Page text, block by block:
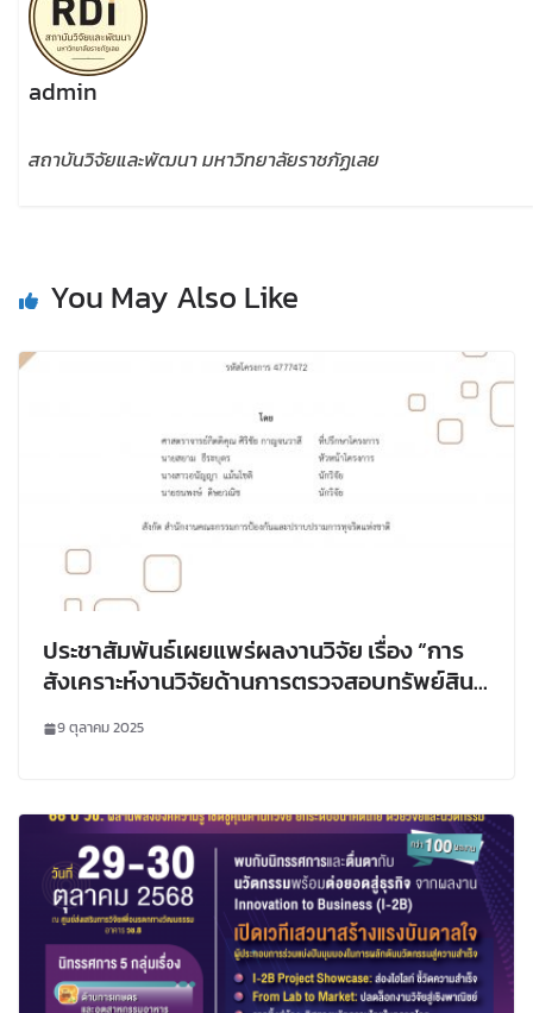
admin
สถาบันวิจัยและพัฒนา มหาวิทยาลัยราชภัฏเลย
You May Also Like
ประชาสัมพันธ์เผยแพร่ผลงานวิจัย เรื่อง “การ
สังเคราะห์งานวิจัยด้านการตรวจสอบทรัพย์สิน
9 ตุลาคม 2025